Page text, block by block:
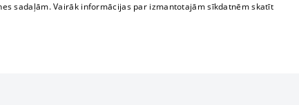
sadaļām. Vairāk informācijas par izmantotajām sīkdatnēm skatīt